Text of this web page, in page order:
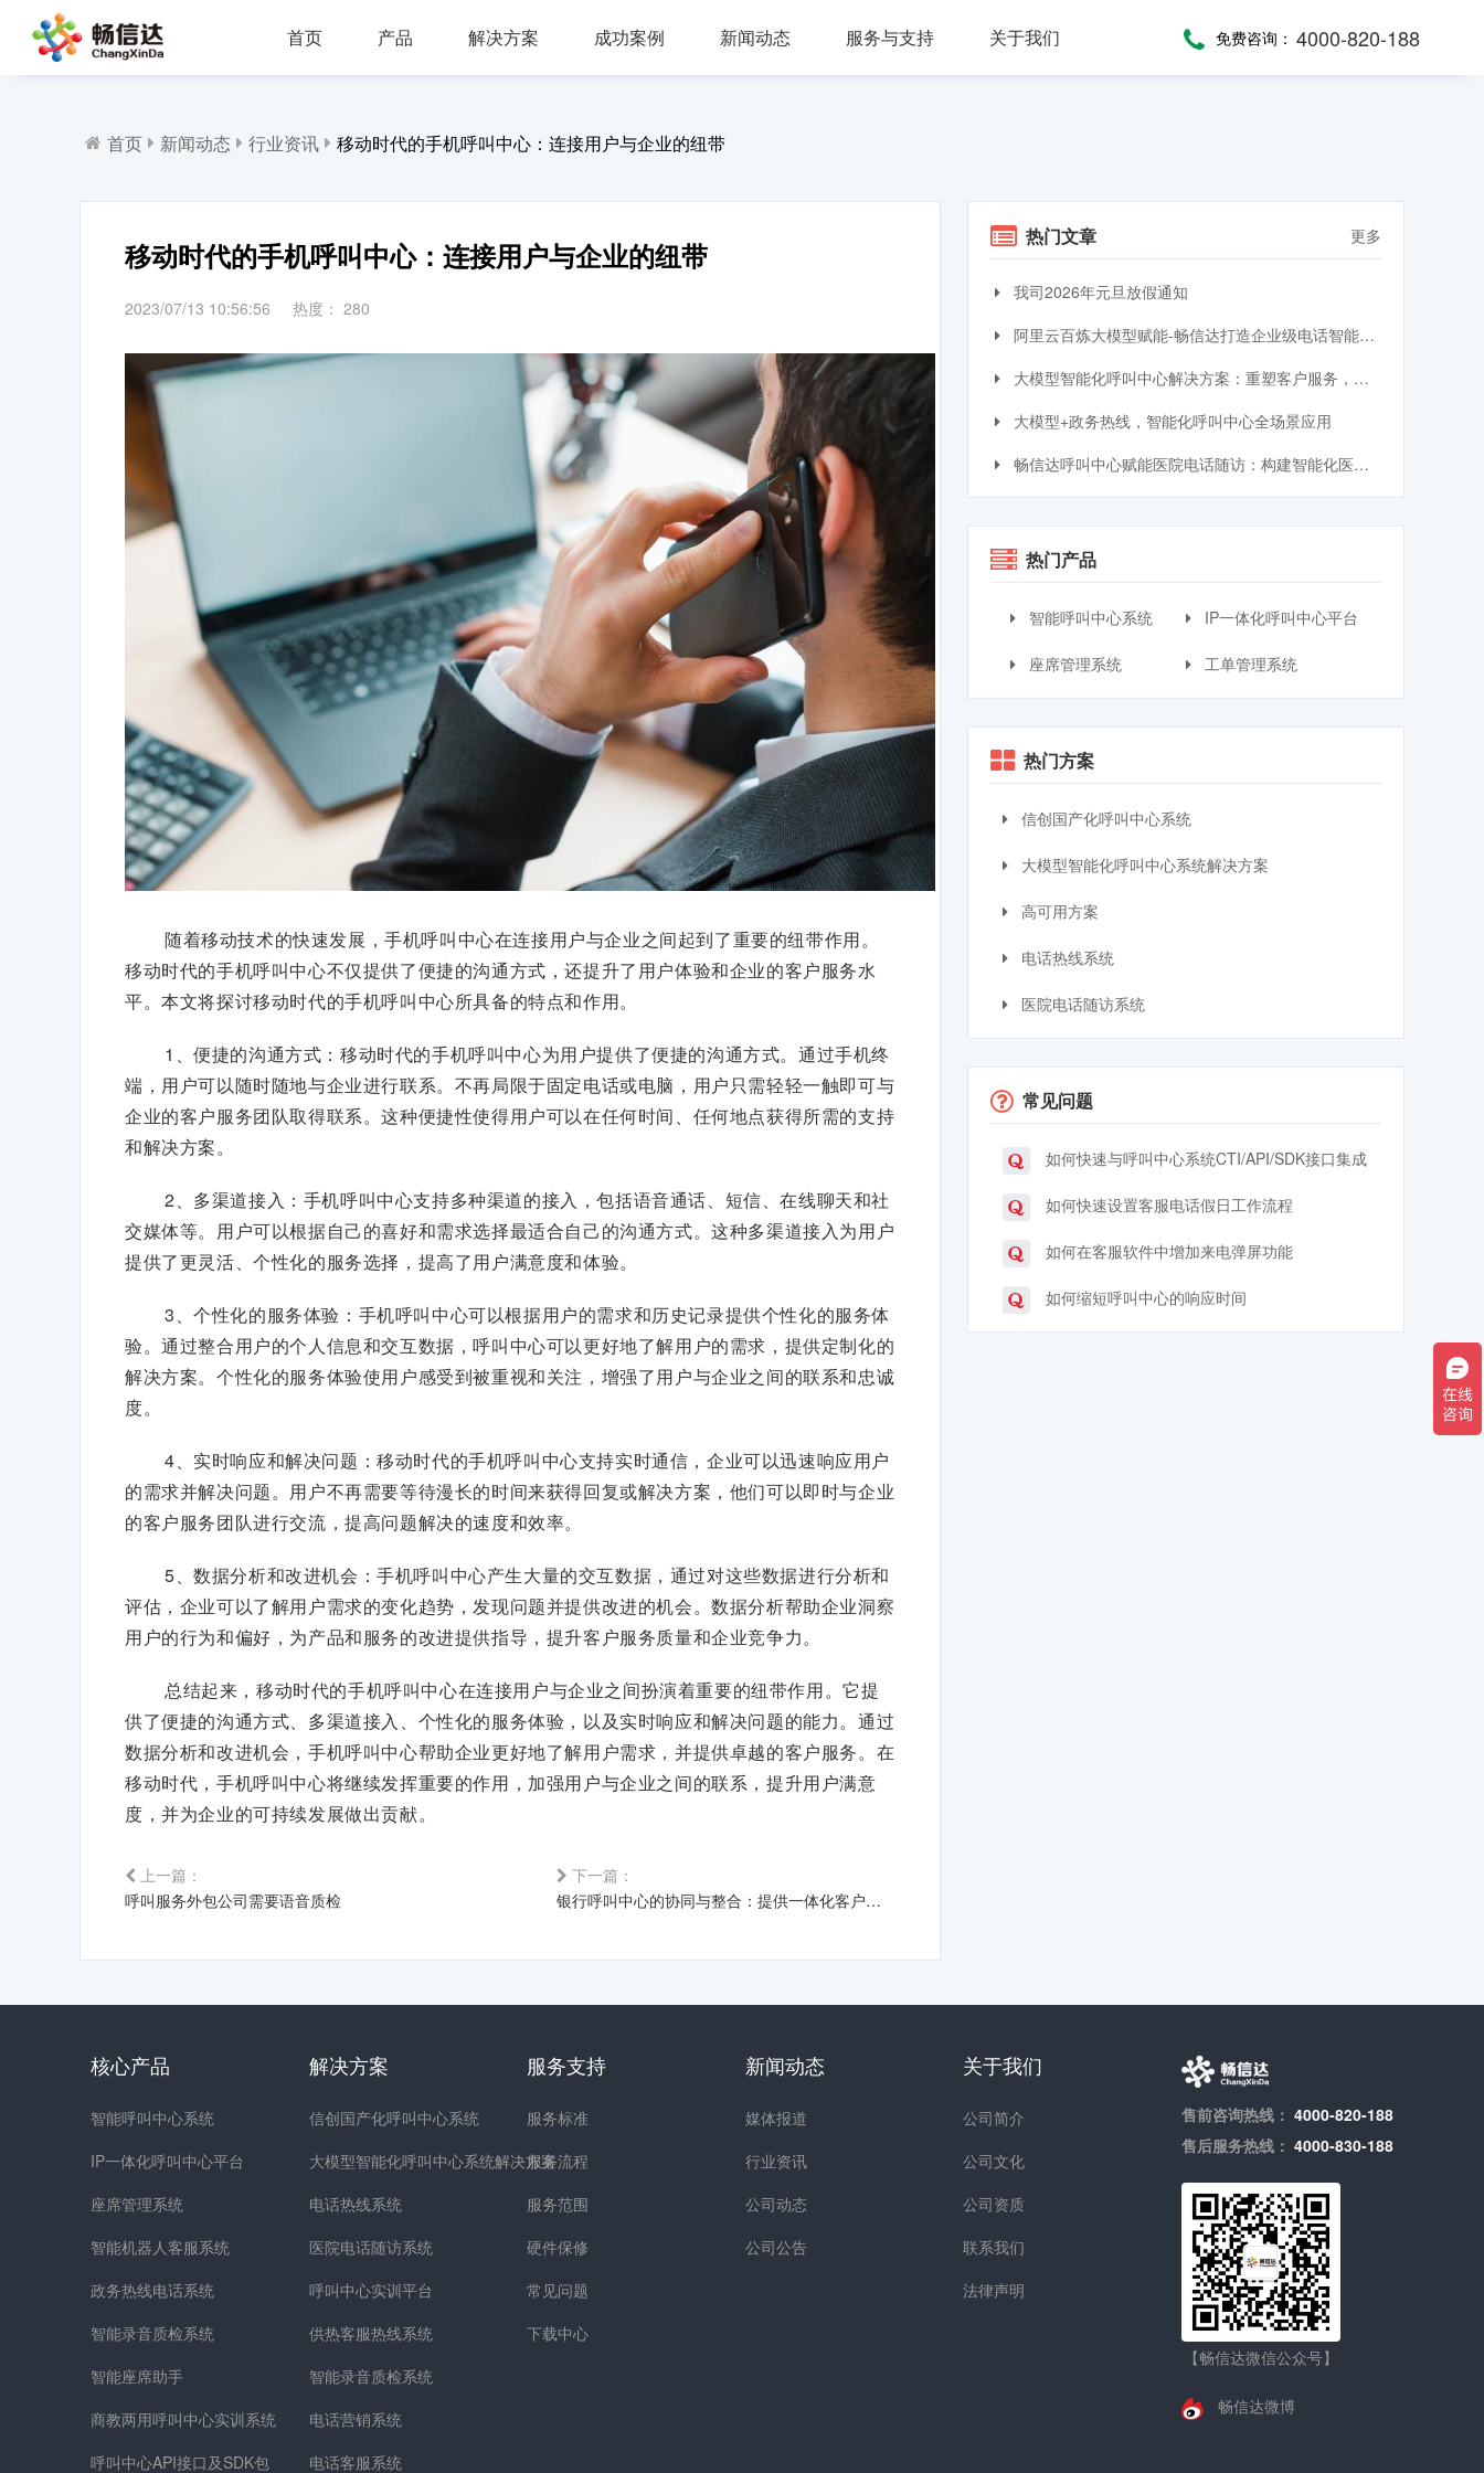
首页 产品 解决方案 成功案例 新闻动态 服务与支持 关于我们 免费咨询： 4000-820-188
首页 新闻动态 行业资讯 移动时代的手机呼叫中心：连接用户与企业的纽带
移动时代的手机呼叫中心：连接用户与企业的纽带
2023/07/13 10:56:56 热度： 280
随着移动技术的快速发展，手机呼叫中心在连接用户与企业之间起到了重要的纽带作用。
移动时代的手机呼叫中心不仅提供了便捷的沟通方式，还提升了用户体验和企业的客户服务水
平。本文将探讨移动时代的手机呼叫中心所具备的特点和作用。
1、便捷的沟通方式：移动时代的手机呼叫中心为用户提供了便捷的沟通方式。通过手机终
端，用户可以随时随地与企业进行联系。不再局限于固定电话或电脑，用户只需轻轻一触即可与
企业的客户服务团队取得联系。这种便捷性使得用户可以在任何时间、任何地点获得所需的支持
和解决方案。
2、多渠道接入：手机呼叫中心支持多种渠道的接入，包括语音通话、短信、在线聊天和社
交媒体等。用户可以根据自己的喜好和需求选择最适合自己的沟通方式。这种多渠道接入为用户
提供了更灵活、个性化的服务选择，提高了用户满意度和体验。
3、个性化的服务体验：手机呼叫中心可以根据用户的需求和历史记录提供个性化的服务体
验。通过整合用户的个人信息和交互数据，呼叫中心可以更好地了解用户的需求，提供定制化的
解决方案。个性化的服务体验使用户感受到被重视和关注，增强了用户与企业之间的联系和忠诚
度。
4、实时响应和解决问题：移动时代的手机呼叫中心支持实时通信，企业可以迅速响应用户
的需求并解决问题。用户不再需要等待漫长的时间来获得回复或解决方案，他们可以即时与企业
的客户服务团队进行交流，提高问题解决的速度和效率。
5、数据分析和改进机会：手机呼叫中心产生大量的交互数据，通过对这些数据进行分析和
评估，企业可以了解用户需求的变化趋势，发现问题并提供改进的机会。数据分析帮助企业洞察
用户的行为和偏好，为产品和服务的改进提供指导，提升客户服务质量和企业竞争力。
总结起来，移动时代的手机呼叫中心在连接用户与企业之间扮演着重要的纽带作用。它提
供了便捷的沟通方式、多渠道接入、个性化的服务体验，以及实时响应和解决问题的能力。通过
数据分析和改进机会，手机呼叫中心帮助企业更好地了解用户需求，并提供卓越的客户服务。在
移动时代，手机呼叫中心将继续发挥重要的作用，加强用户与企业之间的联系，提升用户满意
度，并为企业的可持续发展做出贡献。
上一篇：
呼叫服务外包公司需要语音质检
下一篇：
银行呼叫中心的协同与整合：提供一体化客户支持体验
热门文章 更多
我司2026年元旦放假通知
阿里云百炼大模型赋能-畅信达打造企业级电话智能体与智能呼叫中心完整方案
大模型智能化呼叫中心解决方案：重塑客户服务，引领交互革命
大模型+政务热线，智能化呼叫中心全场景应用
畅信达呼叫中心赋能医院电话随访：构建智能化医患服务
热门产品
智能呼叫中心系统 IP一体化呼叫中心平台
座席管理系统 工单管理系统
热门方案
信创国产化呼叫中心系统
大模型智能化呼叫中心系统解决方案
高可用方案
电话热线系统
医院电话随访系统
常见问题
如何快速与呼叫中心系统CTI/API/SDK接口集成
如何快速设置客服电话假日工作流程
如何在客服软件中增加来电弹屏功能
如何缩短呼叫中心的响应时间
核心产品
智能呼叫中心系统
IP一体化呼叫中心平台
座席管理系统
智能机器人客服系统
政务热线电话系统
智能录音质检系统
智能座席助手
商教两用呼叫中心实训系统
呼叫中心API接口及SDK包
解决方案
信创国产化呼叫中心系统
大模型智能化呼叫中心系统解决方案
电话热线系统
医院电话随访系统
呼叫中心实训平台
供热客服热线系统
智能录音质检系统
电话营销系统
电话客服系统
服务支持
服务标准
服务流程
服务范围
硬件保修
常见问题
下载中心
新闻动态
媒体报道
行业资讯
公司动态
公司公告
关于我们
公司简介
公司文化
公司资质
联系我们
法律声明
售前咨询热线： 4000-820-188
售后服务热线： 4000-830-188
【畅信达微信公众号】
畅信达微博